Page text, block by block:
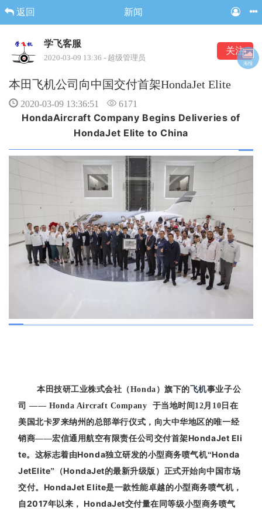
返回 新闻
学飞客服
2020-03-09 13:36 - 超级管理员
关注
本田飞机公司向中国交付首架HondaJet Elite
2020-03-09 13:36:51 6171
HondaAircraft Company Begins Deliveries of
HondaJet Elite to China
本田技研工业株式会社（Honda）旗下的飞机事业子公
司 —— Honda Aircraft Company 于当地时间12月10日在
美国北卡罗来纳州的总部举行仪式 ，向大中华地区的唯一经
销商——宏信通用航空有限责任公司交付首架HondaJet Eli
te。 这标志着由Honda独立研发的小型商务喷气机“Honda
JetElite”（HondaJet的最新升级版）正式开始向中国市场
交付。 HondaJet Elite是一款性能卓越的小型商务喷气机，
自2017年以来， HondaJet交付量在同等级小型商务喷气
海报